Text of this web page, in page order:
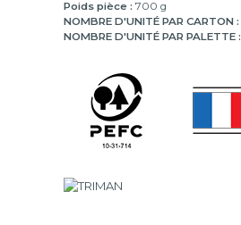
Poids pièce : 700 g
NOMBRE D'UNITÉ PAR CARTON :
NOMBRE D'UNITÉ PAR PALETTE :